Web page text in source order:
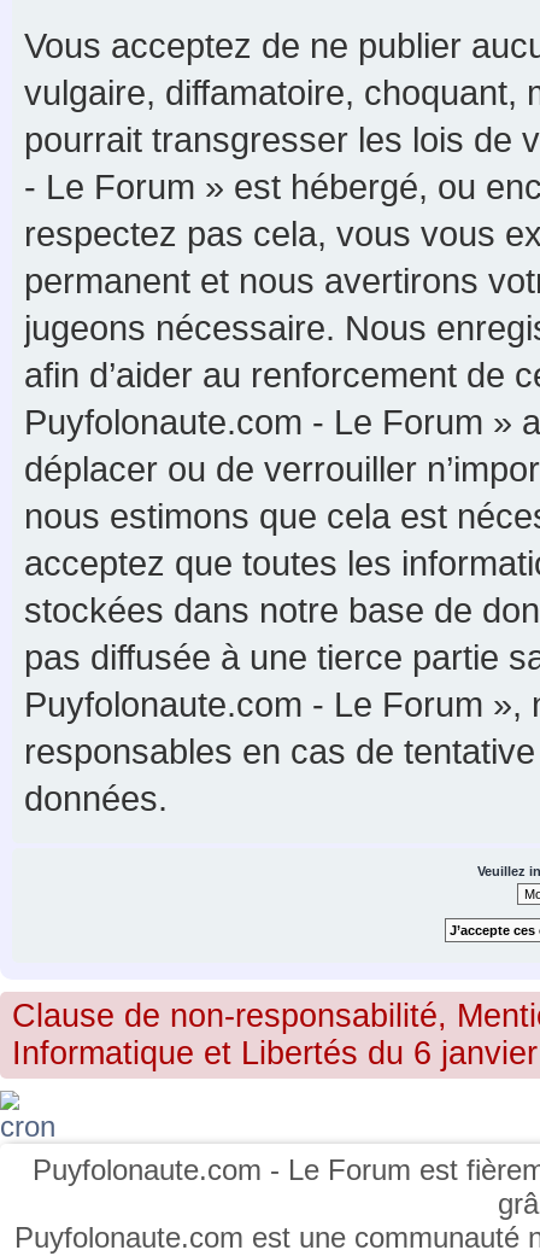
Vous acceptez de ne publier
vulgaire, diffamatoire, choquant,
pourrait transgresser les lois de
- Le Forum » est hébergé, ou
respectez pas cela, vous vous
permanent et nous avertirons
jugeons nécessaire. Nous
afin d’aider au renforcement de
Puyfolonaute.com - Le Forum »
déplacer ou de verrouiller
nous estimons que cela est
acceptez que toutes les
stockées dans notre base de
pas diffusée à une tierce partie
Puyfolonaute.com - Le Forum
responsables en cas de
données.
Veuillez
Clause de non-responsabilité,
Informatique et Libertés du 6
Puyfolonaute.com - Le Forum est
Puyfolonaute.com est une communauté